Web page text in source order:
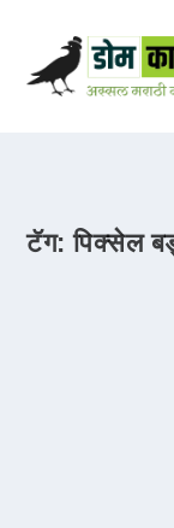
टॅग:पिक्सेल